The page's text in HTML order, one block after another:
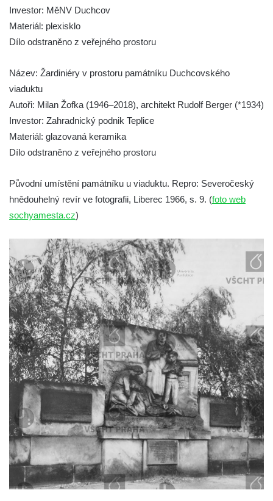
Pamětní deska Johanna Neumanna
severně od Tokáně
Huberta
Obrázek svatého Jakuba na skále u cesty
východně od Srbské Kamenice
Busta Jana Amose Komenského na domě
čp. 37 v Račicích
Socha Medvídě v Tierpark Chemnitz
Sochy Ležící žena v Tierpark Chemnitz
Socha Skupina jeřábů v Tierpark Chemnitz
Socha Panter v ZOO Leipzig
Socha Dívka s mušlí v ZOO Leipzig
Socha Tygr v ZOO Leipzig
Socha Atlet v ZOO Leipzig
Socha Marabu v ZOO Leipzig
Busta Karla Maxe Schneidera v ZOO
Leipzig
Socha Iásón v ZOO Leipzig
Socha Mladý slon v ZOO Leipzig
Socha Býk v ZOO Dresden
Socha Uprchlý otrok bojuje s divokým psem
v ZOO Dresden
Investor: MěNV Duchcov
Materiál: plexisklo
Dílo odstraněno z veřejného prostoru
Název: Žardiniéry v prostoru památníku Duchcovského
viaduktu
Autoři: Milan Žofka (1946–2018), architekt Rudolf Berger (*1934)
Investor: Zahradnický podnik Teplice
Materiál: glazovaná keramika
Dílo odstraněno z veřejného prostoru
Původní umístění památníku u viaduktu. Repro: Severočeský
hnědouhelný revír ve fotografii, Liberec 1966, s. 9. (foto web
sochyamesta.cz)